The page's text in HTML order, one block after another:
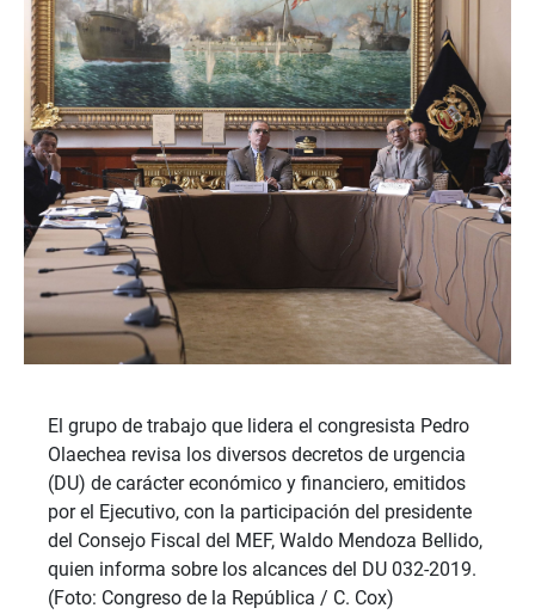
El grupo de trabajo que lidera el congresista Pedro
Olaechea revisa los diversos decretos de urgencia
(DU) de carácter económico y financiero, emitidos
por el Ejecutivo, con la participación del presidente
del Consejo Fiscal del MEF, Waldo Mendoza Bellido,
quien informa sobre los alcances del DU 032-2019.
(Foto: Congreso de la República / C. Cox)